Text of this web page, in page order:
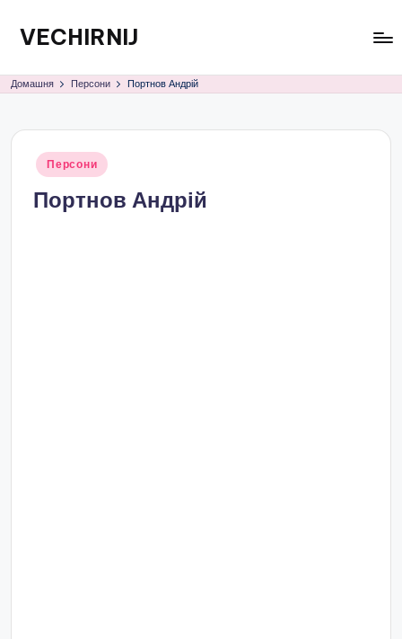
Перейти
вмісту
VECHIRNIJ
Домашня Персони Портнов Андрій
Опубліковано
Персони
Портнов Андрій